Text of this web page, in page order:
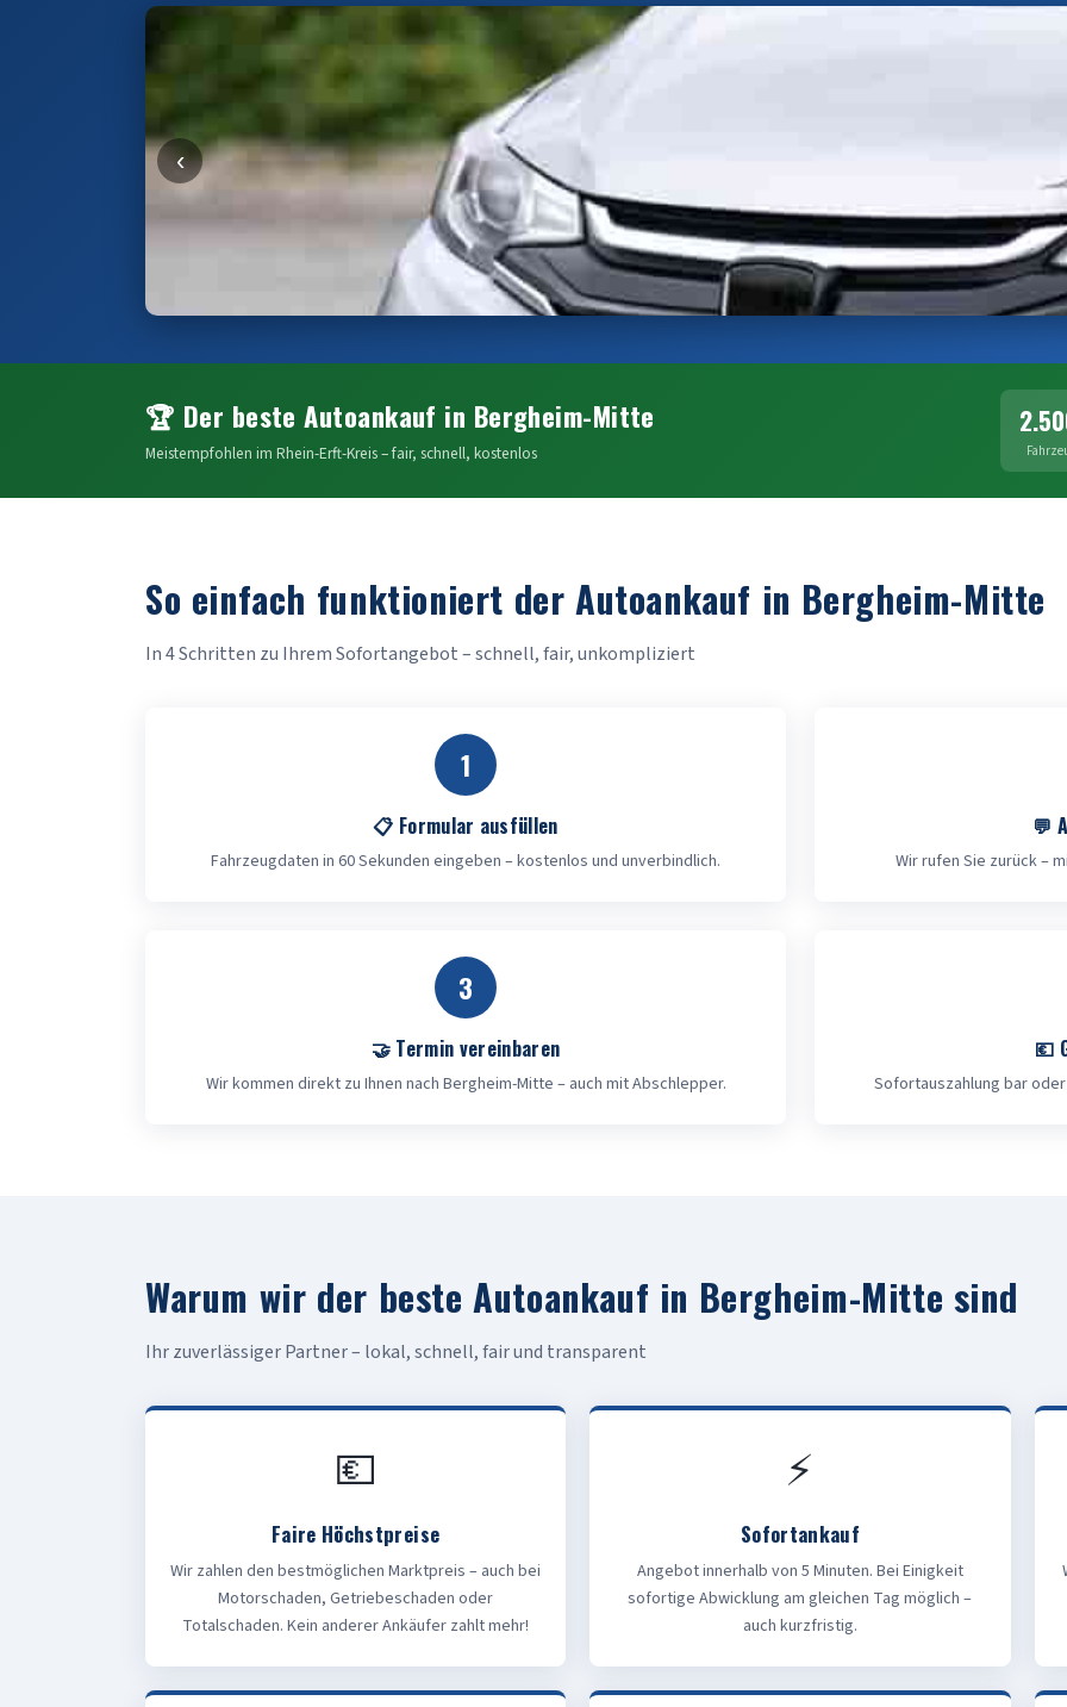
‹
🏆 Der beste Autoankauf in Bergheim-Mitte
Meistempfohlen im Rhein-Erft-Kreis – fair, schnell, kostenlos
So einfach funktioniert der Autoankauf in Bergheim-Mitte
In 4 Schritten zu Ihrem Sofortangebot – schnell, fair, unkompliziert
1
📋 Formular ausfüllen
Fahrzeugdaten in 60 Sekunden eingeben – kostenlos und unverbindlich.
💬
Wir rufen Sie zurück –
3
🤝 Termin vereinbaren
Wir kommen direkt zu Ihnen nach Bergheim-Mitte – auch mit Abschlepper.
💶
Sofortauszahlung bar
Warum wir der beste Autoankauf in Bergheim-Mitte sind
Ihr zuverlässiger Partner – lokal, schnell, fair und transparent
💶
Faire Höchstpreise
Wir zahlen den bestmöglichen Marktpreis – auch bei
Motorschaden, Getriebeschaden oder
Totalschaden. Kein anderer Ankäufer zahlt mehr!
⚡
Sofortankauf
Angebot innerhalb von 5 Minuten. Bei Einigkeit
sofortige Abwicklung am gleichen Tag möglich –
auch kurzfristig.